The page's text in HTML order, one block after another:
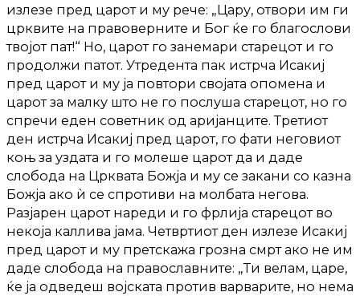
излезе пред царот и му рече: „Цару, отвори им ги
црквите на правоверните и Бог ќе го благослови
твојот пат!“ Но, царот го занемари старецот и го
продолжи патот. Утредента пак истрча Исакиј
пред царот и му ја повтори својата опомена и
царот за малку што не го послуша старецот, но го
спречи еден советник од аријанците. Третиот
ден истрча Исакиј пред царот, го фати неговиот
коњ за уздата и го молеше царот да и даде
слобода на Црквата Божја и му се закани со казна
Божја ако ѝ се спротиви на молбата негова.
Разјарен царот нареди и го фрлија старецот во
некоја каллива јама. Четвртиот ден излезе Исакиј
пред царот и му претскажа грозна смрт ако не им
даде слобода на православните: „Ти велам, царе,
ќе ја одведеш војската против варварите, но нема